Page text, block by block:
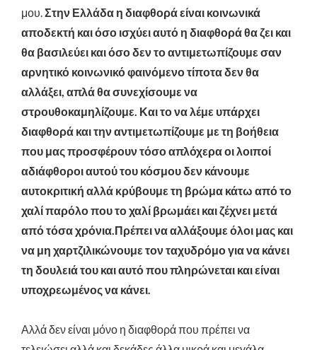
μου.Στην Ελλάδα η διαφθορά είναι κοινωνικά
αποδεκτή και όσο ισχύει αυτό η διαφθοράθα ζει και
θα βασιλεύει και όσο δεν το αντιμετωπίζουμε σαν
αρνητικό κοινωνικό φαινόμενο τίποτα δεν θα
αλλάξει, απλά θα συνεχίσουμε να
στρουθοκαμηλίζουμε. Και το να λέμε υπάρχει
διαφθορά και την αντιμετωπίζουμε με τη βοήθεια
που μας προσφέρουν τόσο απλόχερα οι λοιποί
αδιάφθοροι αυτού του κόσμου δεν κάνουμε
αυτοκριτική αλλά κρύβουμε τη βρώμα κάτω από το
χαλί παρόλο που το χαλί βρωμάει και ζέχνει μετά
από τόσα χρόνια.Πρέπει να αλλάξουμε όλοι μας και
να μη χαρτζιλικώνουμε τον ταχυδρόμο για να κάνει
τη δουλειά του και αυτό που πληρώνεται και είναι
υποχρεωμένοςνα κάνει.
Αλλά δεν είναι μόνο η διαφθορά που πρέπει να